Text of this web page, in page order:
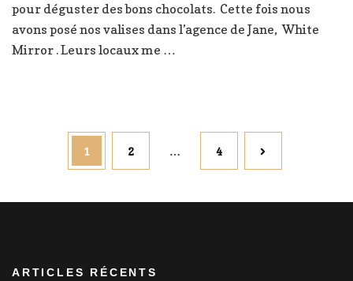
etats
pour déguster des bons chocolats. Cette fois nous
avons posé nos valises dans l’agence de Jane, White
Mirror . Leurs locaux me …
Pagination
Page
1 Page
2 … Page
4
ARTICLES RÉCENTS